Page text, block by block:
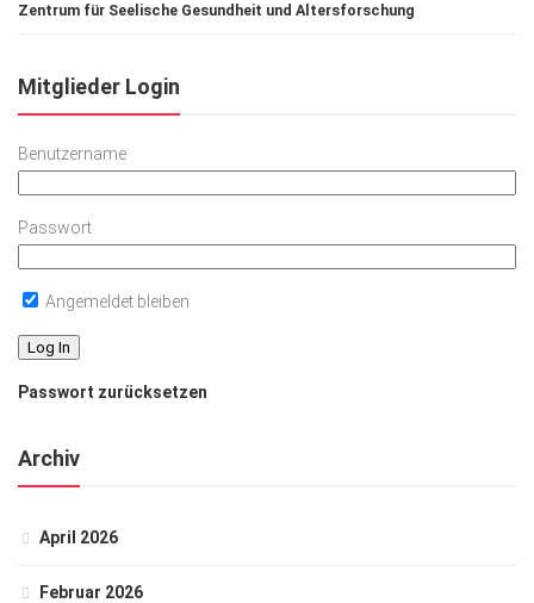
Zentrum für Seelische Gesundheit und Altersforschung
Mitglieder Login
Benutzername
Passwort
Angemeldet bleiben
Passwort zurücksetzen
Archiv
April 2026
Februar 2026